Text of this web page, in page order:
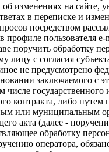
об изменениях на сайте,
в переписке и
посредством
профиле пользователя e-
поручить обработку
лицу с согласия
не предусмотрено
заключаемого с
числе государственного
контракта, либо путем
или муниципальным
акта (далее -
обработку
оператора,